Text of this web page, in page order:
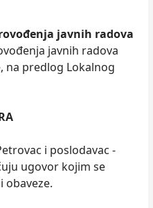
javnih radova
javnih radova
na predlog Lokalnog
i poslodavac -
ugovor kojim se
obaveze.